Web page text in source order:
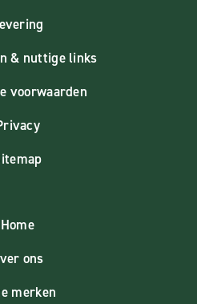
& nuttige links
voorwaarden
Home
ons
merken